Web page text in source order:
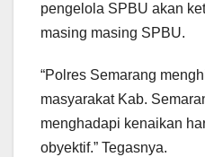
pengelola SPBU akan
masing masing SPBU.
“Polres Semarang
masyarakat Kab.
menghadapi kenaikan
obyektif.” Tegasnya.